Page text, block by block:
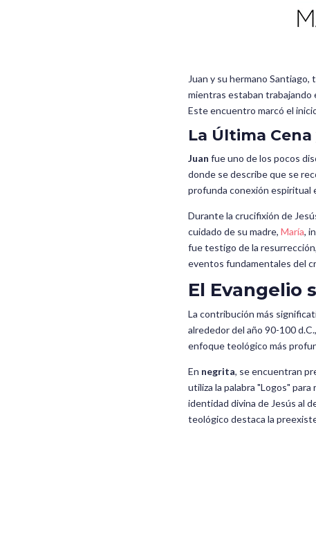
Juan y su hermano
mientras estaban trabajando
Este encuentro marcó el
La Última
Juan fue uno de los pocos
donde se describe que se
profunda conexión espiritual
Durante la crucifixión de
cuidado de su madre, María,
fue testigo de la
eventos fundamentales del
El Evangelio
La contribución más
alrededor del año 90-100
enfoque teológico más
En negrita, se encuentran
utiliza la palabra "Logos"
identidad divina de Jesús al
teológico destaca la